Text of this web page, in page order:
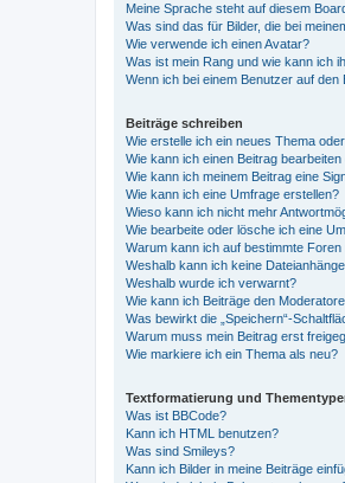
Meine Sprache steht auf diesem
Was sind das für Bilder, die bei
Wie verwende ich einen Avatar?
Was ist mein Rang und wie kann ich
Wenn ich bei einem Benutzer auf
Beiträge schreiben
Wie erstelle ich ein neues Thema
Wie kann ich einen Beitrag
Wie kann ich meinem Beitrag eine
Wie kann ich eine Umfrage erstellen?
Wieso kann ich nicht mehr
Wie bearbeite oder lösche ich eine
Warum kann ich auf bestimmte
Weshalb kann ich keine
Weshalb wurde ich verwarnt?
Wie kann ich Beiträge den
Was bewirkt die „Speichern“-
Warum muss mein Beitrag erst
Wie markiere ich ein Thema als neu?
Textformatierung und
Was ist BBCode?
Kann ich HTML benutzen?
Was sind Smileys?
Kann ich Bilder in meine Beiträge